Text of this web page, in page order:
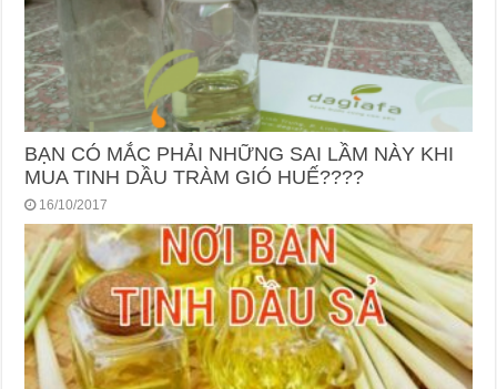
BẠN CÓ MẮC PHẢI NHỮNG SAI LẦM NÀY KHI
MUA TINH DẦU TRÀM GIÓ HUẾ????
16/10/2017